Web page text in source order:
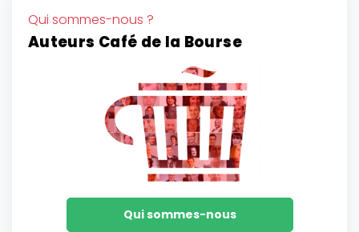
Qui sommes-nous ?
Auteurs Café de la Bourse
Qui sommes-nous